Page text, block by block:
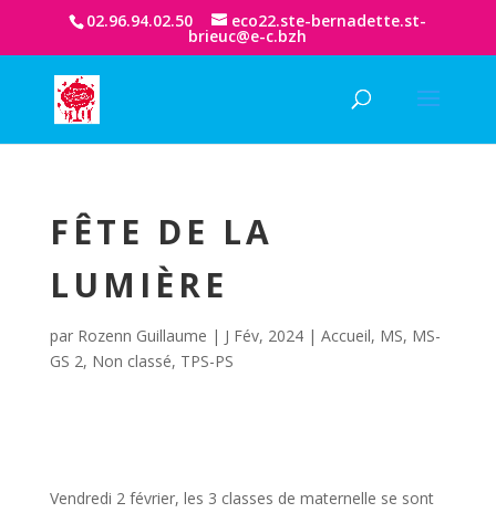
02.96.94.02.50 eco22.ste-bernadette.st-
brieuc@e-c.bzh
FÊTE DE LA
LUMIÈRE
par Rozenn Guillaume | J Fév, 2024| Accueil, MS, MS-
GS 2, Non classé, TPS-PS
Vendredi 2 février, les 3 classes de maternelle se sont